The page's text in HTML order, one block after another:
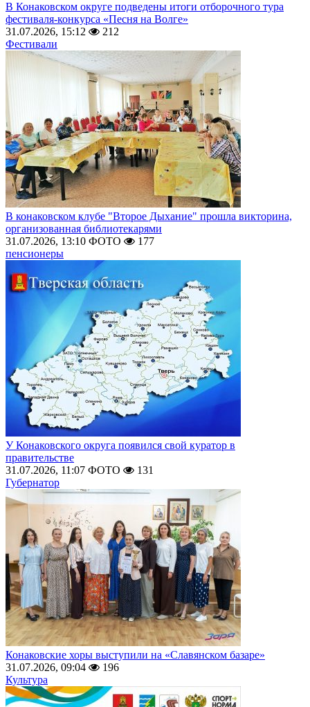
В Конаковском округе подведены итоги отборочного тура
фестиваля-конкурса «Песня на Волге»
31.07.2026, 15:12
212
Фестивали
В конаковском клубе "Второе Дыхание" прошла викторина,
организованная библиотекарями
31.07.2026, 13:10 ФОТО
177
пенсионеры
У Конаковского округа появился свой куратор в
правительстве
31.07.2026, 11:07 ФОТО
131
Губернатор
Конаковские хоры выступили на «Славянском базаре»
31.07.2026, 09:04
196
Культура